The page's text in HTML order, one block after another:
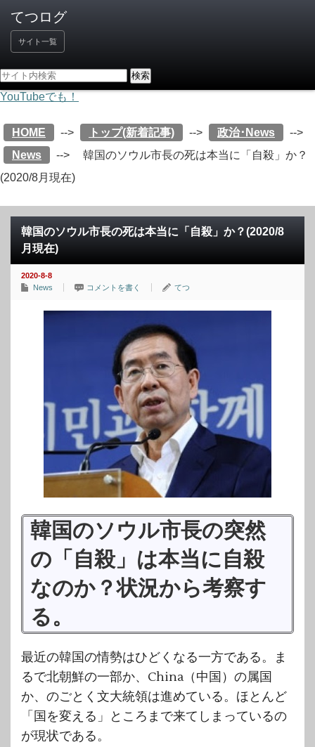
サイト一覧
YouTubeでも！
HOME --> トップ(新着記事) --> 政治･News
-->
News
-->
韓国のソウル市長の死は本当に「自殺」か？
(2020/8月現在)
韓国のソウル市長の死は本当に「自殺」か？(2020/8
月現在)
2020-8-8
News
コメントを書く てつ
韓国のソウル市長の突然
の「自殺」は本当に自殺
なのか？状況から考察す
る。
最近の韓国の情勢はひどくなる一方である。ま
るで北朝鮮の一部か、China（中国）の属国
か、のごとく文大統領は進めている。ほとんど
「国を変える」ところまで来てしまっているの
が現状である。